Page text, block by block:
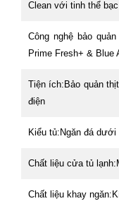
Clean với tinh thể
Công nghệ bảo
Prime Fresh+ & Blue
Tiện ích: Bảo quản
điện
Kiểu tủ: Ngăn đá dưới
Chất liệu cửa tủ lạnh:
Chất liệu khay ngăn: